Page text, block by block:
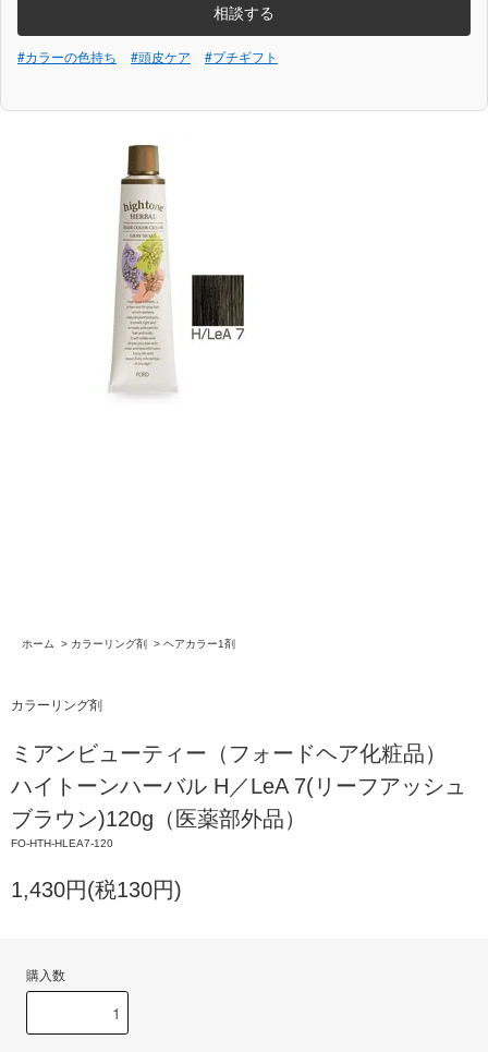
相談する
#カラーの色持ち #頭皮ケア #プチギフト
ホーム > カラーリング剤 > ヘアカラー1剤
カラーリング剤
ミアンビューティー（フォードヘア化粧品）
ハイトーンハーバル H／LeA 7(リーフアッシュ
ブラウン)120g（医薬部外品）
FO-HTH-HLEA7-120
1,430円(税130円)
購入数